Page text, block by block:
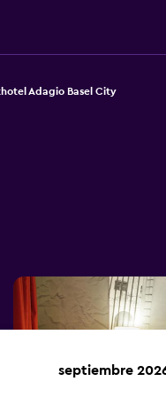
Adagio Basel City
septiembre